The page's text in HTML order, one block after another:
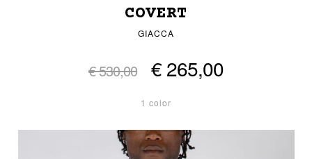
COVERT
GIACCA
€ 530,00 € 265,00
1 color